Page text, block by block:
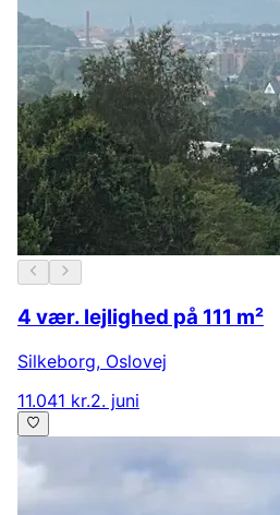
4 vær. lejlighed på 111 m²
Silkeborg, Oslovej
11.041 kr.2. juni